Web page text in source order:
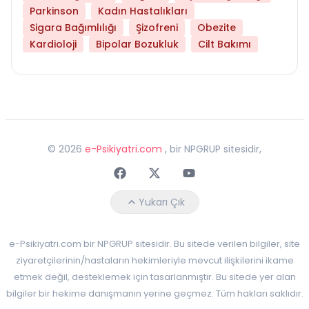
Parkinson
Kadın Hastalıkları
Sigara Bağımlılığı
Şizofreni
Obezite
Kardioloji
Bipolar Bozukluk Cilt Bakımı
© 2026 e-Psikiyatri.com , bir NPGRUP sitesidir,
FaceebokTwitterYoutube
Yukarı Çık
e-Psikiyatri.com bir NPGRUP sitesidir. Bu sitede verilen bilgiler, site
ziyaretçilerinin/hastaların hekimleriyle mevcut ilişkilerini ikame
etmek değil, desteklemek için tasarlanmıştır. Bu sitede yer alan
bilgiler bir hekime danışmanın yerine geçmez. Tüm hakları saklıdır.